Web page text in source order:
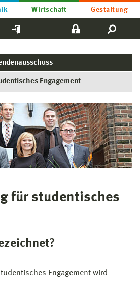
Wirtschaft Gestaltung
Engagement
für studentisches
Engagement wird